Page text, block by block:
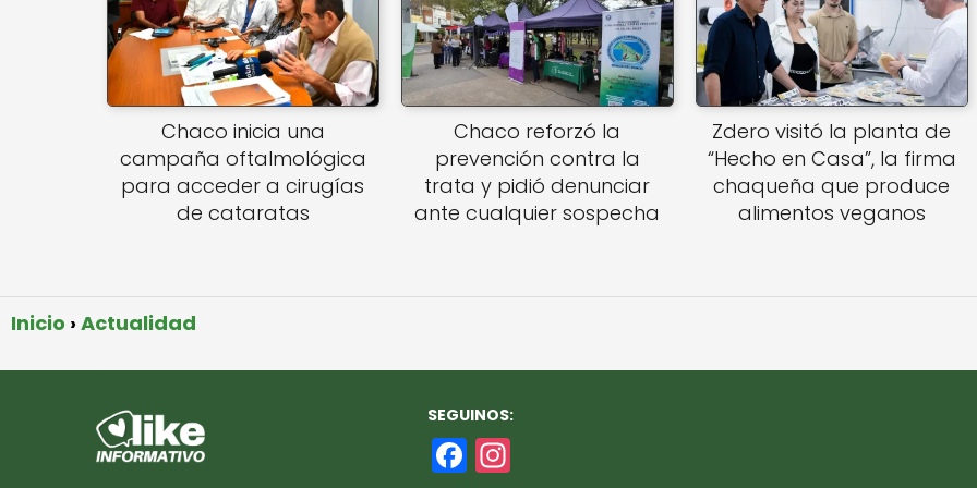
Chaco inicia una
campaña oftalmológica
para acceder a cirugías
de cataratas
Chaco reforzó la
prevención contra la
trata y pidió denunciar
ante cualquier sospecha
Zdero visitó la planta de
“Hecho en Casa”, la firma
chaqueña que produce
alimentos veganos
Inicio Actualidad
SEGUINOS:
F